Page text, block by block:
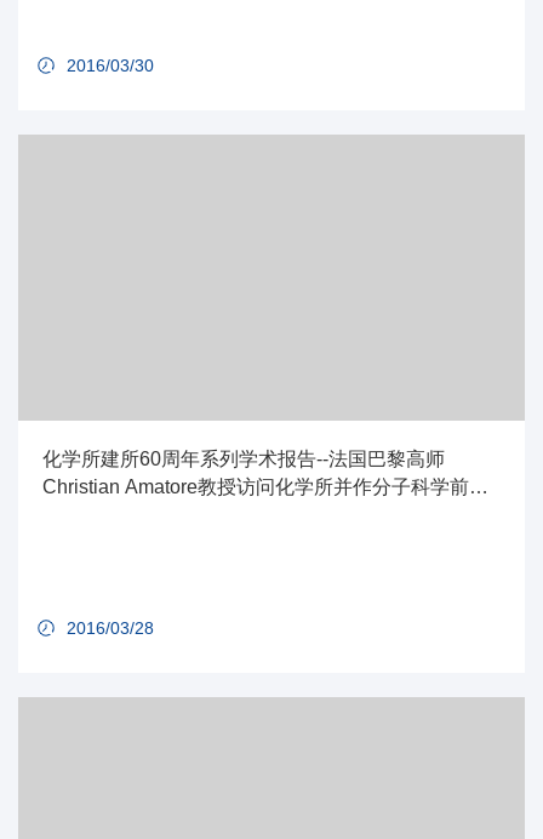
2016/03/30
化学所建所60周年系列学术报告--法国巴黎高师
Christian Amatore教授访问化学所并作分子科学前沿
2016/03/28